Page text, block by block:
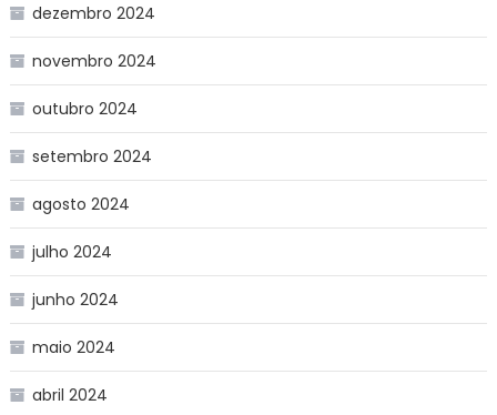
dezembro 2024
novembro 2024
outubro 2024
setembro 2024
agosto 2024
julho 2024
junho 2024
maio 2024
abril 2024